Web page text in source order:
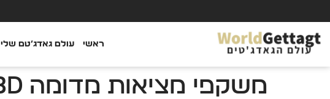
ראשי עולם גאדג’טם שלי
משקפי מציאות מדומה 3D – חוויית VR מסך ענק בבית